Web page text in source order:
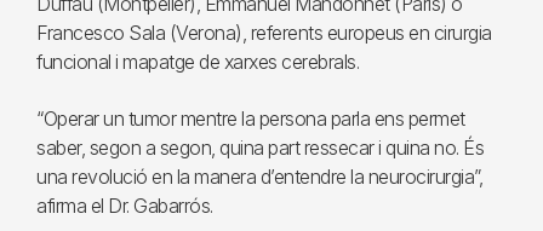
Francesco Sala (Verona), referents europeus en cirurgia
funcional i mapatge de xarxes cerebrals.
“Operar un tumor mentre la persona parla ens permet
saber, segon a segon, quina part ressecar i quina no. És
una revolució en la manera d’entendre la neurocirurgia”,
afirma el Dr. Gabarrós.